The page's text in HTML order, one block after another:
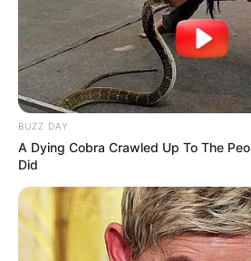
Tebi Bernal,
que también fue
los participantes, yMariana Zapata
por el público, mientras que
salvado por los televidentes y
semana y tenía derecho a
LEA TAMBIÉN
Alexa Torrex regresa
los famosos
cena romántica con
BUZZ DAY
A Dying Cobra Crawled Up To The
Did